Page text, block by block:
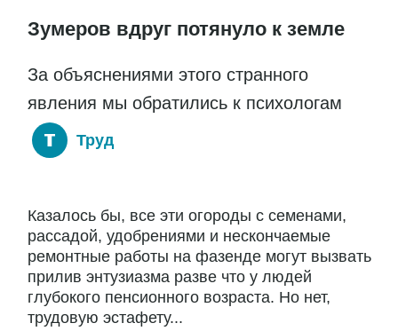
Зумеров вдруг потянуло к земле
За объяснениями этого странного
явления мы обратились к психологам
Труд
Казалось бы, все эти огороды с семенами,
рассадой, удобрениями и нескончаемые
ремонтные работы на фазенде могут вызвать
прилив энтузиазма разве что у людей
глубокого пенсионного возраста. Но нет,
трудовую эстафету...